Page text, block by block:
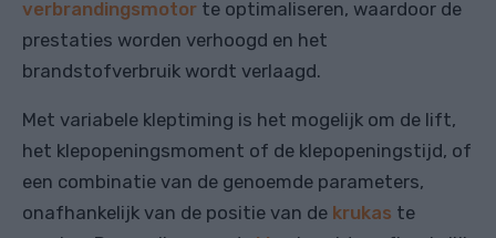
verbrandingsmotor te optimaliseren, waardoor de
prestaties worden verhoogd en het
brandstofverbruik wordt verlaagd.
Met variabele kleptiming is het mogelijk om de lift,
het klepopeningsmoment of de klepopeningstijd, of
een combinatie van de genoemde parameters,
onafhankelijk van de positie van de krukas te